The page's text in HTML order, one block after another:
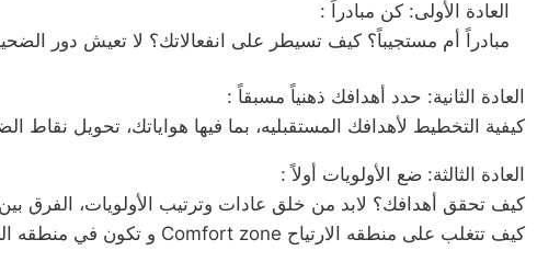
العادة الأولى: كن مبادراً :
مبادراً أم مستجيباً؟ كيف تسيطر على انفعالاتك؟ لا تعيش دور
العادة الثانية: حدد أهدافك ذهنياً مسبقاً :
كيفية التخطيط لأهدافك المستقبليه، بما فيها هواياتك، تحويل نقاط
العادة الثالثة: ضع الأولويات أولاً :
كيف تحقق أهدافك؟ لابد من خلق عادات وترتيب الأولويات، الفرق
كيف تتغلب على منطقه الارتياح Comfort zone و تكون في منطقه الشجاعة